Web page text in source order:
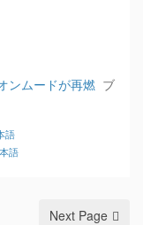
ンムードが再燃 ブ
語
語
Next Page